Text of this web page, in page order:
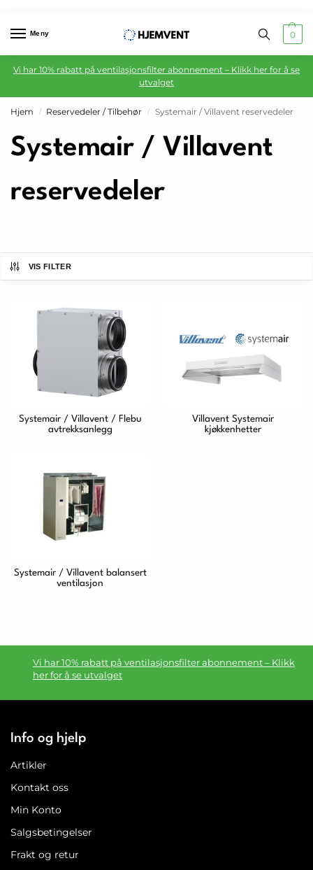
Meny 0
Vi har 10% rabatt på ventilasjonsfilter abonnement – Klikk her for å se
utvalget
Hjem / Reservedeler / Tilbehør / Systemair / Villavent reservedeler
Systemair / Villavent
reservedeler
VIS FILTER
Systemair / Villavent / Flebu
avtrekksanlegg
Villavent Systemair
kjøkkenhetter
Systemair / Villavent balansert
ventilasjon
Vi har 10% rabatt på ventilasjonsfilter abonnement – Klikk
her for å se utvalget
Info og hjelp
Artikler
Kontakt oss
Min Konto
Salgsbetingelser
Frakt og retur